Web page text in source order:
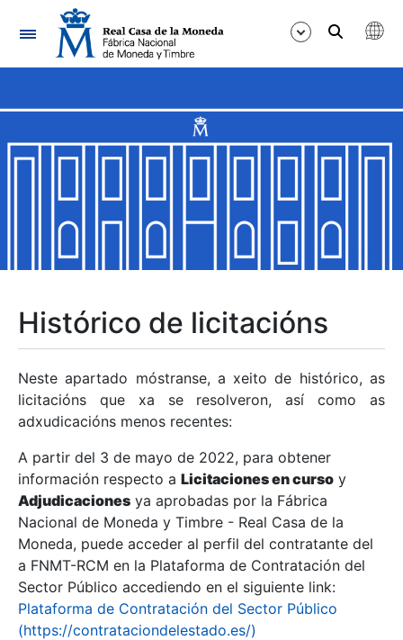
Navegación
Mostrar/Ocultar
Mostrar/Ocultar
Mostrar/Ocultar
Mostrar/Ocultar
Mostrar/Ocultar
Mostrar/Ocultar
Histórico de licitacións
Neste apartado móstranse, a xeito de histórico, as
licitacións que xa se resolveron, así como as
adxudicacións menos recentes:
A partir del 3 de mayo de 2022, para obtener
información respecto a Licitaciones en curso y
Adjudicaciones ya aprobadas por la Fábrica
Nacional de Moneda y Timbre - Real Casa de la
Moneda, puede acceder al perfil del contratante del
a FNMT-RCM en la Plataforma de Contratación del
Sector Público accediendo en el siguiente link:
Plataforma de Contratación del Sector Público
(https://contrataciondelestado.es/)